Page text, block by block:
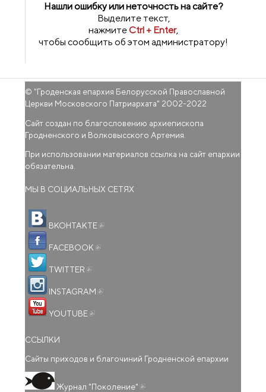
Нашли ошибку или неточность на сайте?
Выделите текст,
нажмитеCtrl + Enter,
чтобы сообщить об этом администратору!
© "Гроденская епархия Белорусской Православной
Церкви Московского Патриархата" 2002-2022
Сайт создан по благословению архиепископа
Гродненского и Волковысского Артемия.
При использовании материалов ссылка на сайт епархии
обязательна.
МЫ В СОЦИАЛЬНЫХ СЕТЯХ
ВКОНТАКТЕ
FACEBOOK
TWITTER
INSTAGRAM
YOUTUBE
ССЫЛКИ
Сайты приходов и благочиний Гродненской епархии
Журнал "Поколение"